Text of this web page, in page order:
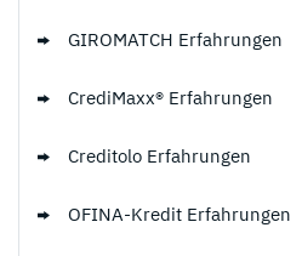
GIROMATCH Erfahrungen
CrediMaxx® Erfahrungen
Creditolo Erfahrungen
OFINA-Kredit Erfahrungen